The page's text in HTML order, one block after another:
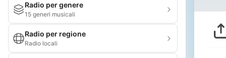
Radio per genere
15 generi musicali
Radio per regione
Radio locali